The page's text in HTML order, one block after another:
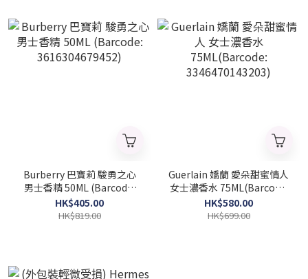
Burberry 巴寶莉 駿勇之心
男士香精 50ML (Barcode:
3616304679452)
HK$405.00
HK$819.00
Guerlain 嬌蘭 愛朵甜蜜情人
女士濃香水 75ML(Barcode:
3346470143203)
HK$580.00
HK$699.00